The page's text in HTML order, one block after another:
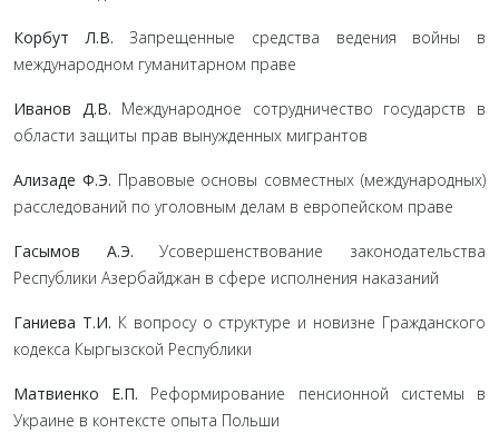
Корбут Л.В.Запрещенные средства ведения войны в
международном гуманитарном праве
Иванов Д.В. Международное сотрудничество государств в
области защиты прав вынужденных мигрантов
Ализаде Ф.Э. Правовые основы совместных (международных)
расследований по уголовным делам в европейском праве
Гасымов А.Э.Усовершенствование законодательства
Республики Азербайджан в сфере исполнения наказаний
Ганиева Т.И. К вопросу о структуре и новизне Гражданского
кодекса Кыргызской Республики
Матвиенко Е.П. Реформирование пенсионной системы в
Украине в контексте опыта Польши